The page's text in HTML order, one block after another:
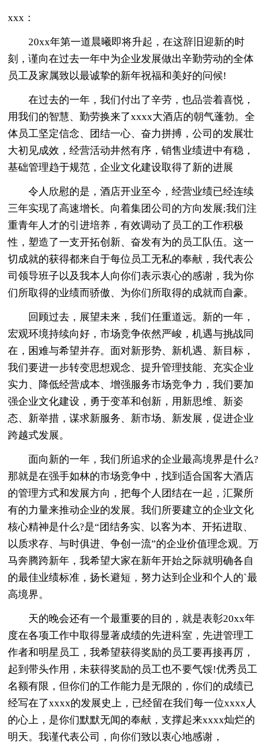
xxx：
20xx年第一道晨曦即将升起，在这辞旧迎新的时
刻，谨向在过去一年中为企业发展做出辛勤劳动的全体
员工及家属致以最诚挚的新年祝福和美好的问候!
在过去的一年，我们付出了辛劳，也品尝着喜悦，
用我们的智慧、勤劳换来了xxxx大酒店的朝气蓬勃。全
体员工坚定信念、团结一心、奋力拼搏，公司的发展壮
大初见成效，经营活动井然有序，销售业绩进中有稳，
基础管理趋于规范，企业文化建设取得了新的进展
令人欣慰的是，酒店开业至今，经营业绩已经连续
三年实现了高速增长。向着集团公司的方向发展;我们注
重青年人才的引进培养，有效调动了员工的工作积极
性，塑造了一支开拓创新、奋发有为的员工队伍。这一
切成就的获得都来自于每位员工无私的奉献，我代表公
司领导班子以及我本人向你们表示衷心的感谢，我为你
们所取得的业绩而骄傲、为你们所取得的成就而自豪。
回顾过去，展望未来，我们任重道远。新的一年，
宏观环境持续向好，市场竞争依然严峻，机遇与挑战同
在，困难与希望并存。面对新形势、新机遇、新目标，
我们要进一步转变思想观念、提升管理技能、充实企业
实力、降低经营成本、增强服务市场竞争力，我们要加
强企业文化建设，勇于变革和创新，用新思维、新姿
态、新举措，谋求新服务、新市场、新发展，促进企业
跨越式发展。
面向新的一年，我们所追求的企业最高境界是什么?
那就是在强手如林的市场竞争中，找到适合国客大酒店
的管理方式和发展方向，把每个人团结在一起，汇聚所
有的力量来推动企业的发展。我们所要建立的企业文化
核心精神是什么?是“团结务实、以客为本、开拓进取、
以质求存、与时俱进、争创一流”的企业价值理念观。万
马奔腾跨新年，我希望大家在新年开始之际就明确各自
的最佳业绩标准，扬长避短，努力达到企业和个人的`最
高境界。
天的晚会还有一个最重要的目的，就是表彰20xx年
度在各项工作中取得显著成绩的先进科室，先进管理工
作者和明星员工，我希望获得奖励的员工要再接再厉，
起到带头作用，未获得奖励的员工也不要气馁!优秀员工
名额有限，但你们的工作能力是无限的，你们的成绩已
经写在了xxxx的发展史上，已经留在我们每一位xxxx人
的心上，是你们默默无闻的奉献，支撑起来xxxx灿烂的
明天。我谨代表公司，向你们致以衷心地感谢，